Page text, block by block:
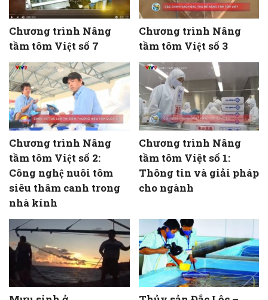
Chương trình Nâng
tầm tôm Việt số 7
Chương trình Nâng
tầm tôm Việt số 3
Chương trình Nâng
tầm tôm Việt số 2:
Công nghệ nuôi tôm
siêu thâm canh trong
nhà kính
Chương trình Nâng
tầm tôm Việt số 1:
Thông tin và giải pháp
cho ngành